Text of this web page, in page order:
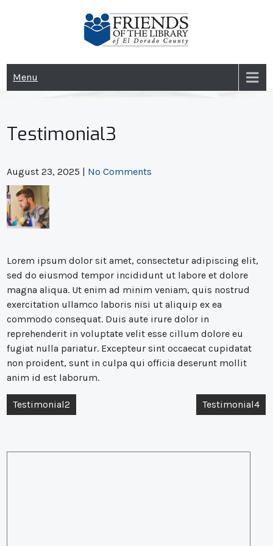
Menu
Testimonial3
August 23, 2025 | No Comments
Lorem ipsum dolor sit amet, consectetur adipiscing elit,
sed do eiusmod tempor incididunt ut labore et dolore
magna aliqua. Ut enim ad minim veniam, quis nostrud
exercitation ullamco laboris nisi ut aliquip ex ea
commodo consequat. Duis aute irure dolor in
reprehenderit in voluptate velit esse cillum dolore eu
fugiat nulla pariatur. Excepteur sint occaecat cupidatat
non proident, sunt in culpa qui officia deserunt mollit
anim id est laborum.
Post
Testimonial2 Testimonial4